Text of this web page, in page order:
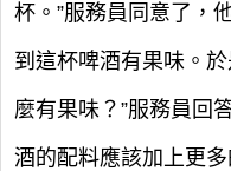
杯。”服務員同意了，
到這杯啤酒有果味。
麼有果味？”服務員回
酒的配料應該加上更